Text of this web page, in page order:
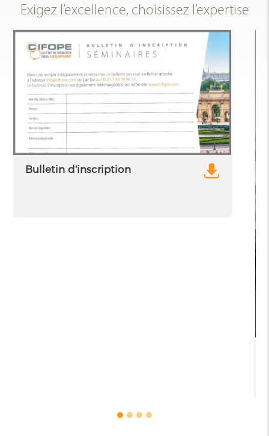
Exigez l’excellence, choisissez l’expertise
Bulletin d'inscription